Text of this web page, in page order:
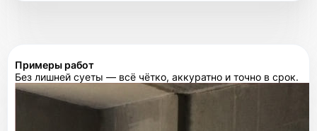
Примеры работ
Без лишней суеты — всё чётко, аккуратно и точно в срок.